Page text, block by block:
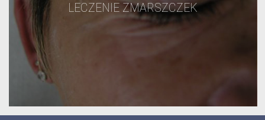
LECZENIE ZMARSZCZEK